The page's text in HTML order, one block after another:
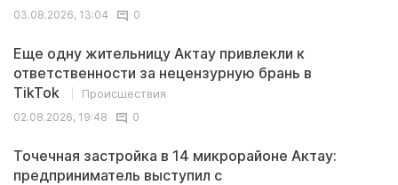
03.08.2026, 13:04
0
Еще одну жительницу Актау привлекли к
ответственности за нецензурную брань в
TikTok
Происшествия
02.08.2026, 19:48
0
Точечная застройка в 14 микрорайоне Актау:
предприниматель выступил с